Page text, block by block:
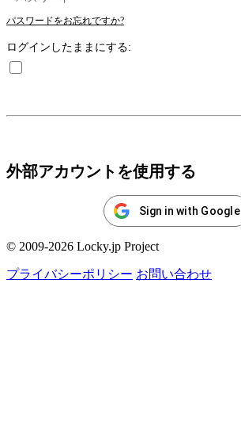
パスワードをお忘れですか?
ログインしたままにする:
外部アカウントを使用する
Sign in with Google
© 2009-2026 Locky.jp Project
プライバシーポリシー お問い合わせ